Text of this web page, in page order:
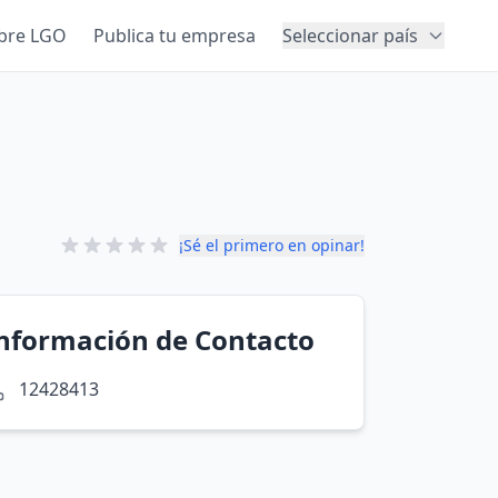
LGO Publica tu empresa Seleccionar país
¡Sé el primero en opinar!
de Contacto
12428413